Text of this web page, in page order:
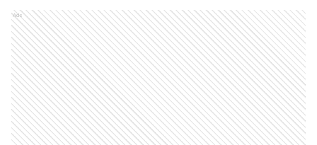
Ads